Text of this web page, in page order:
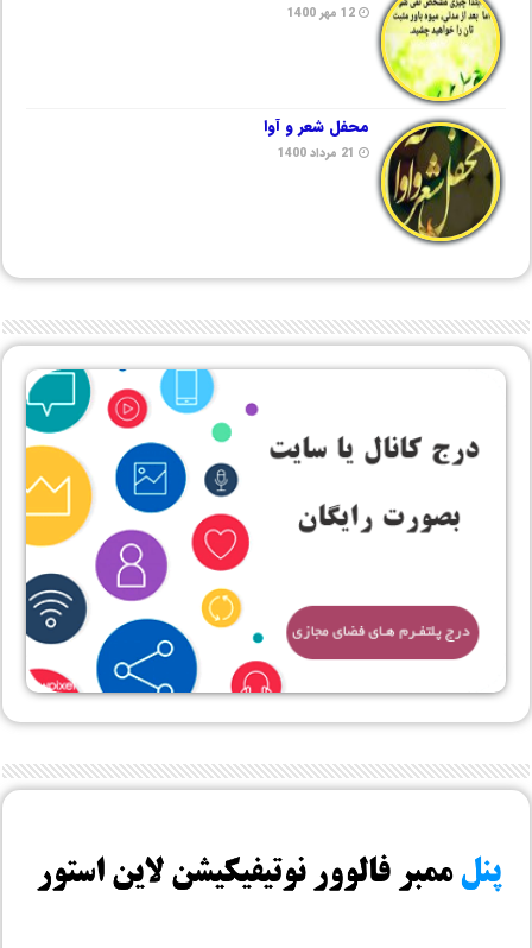
12 مهر 1400
محفل شعر و آوا
21 مرداد 1400